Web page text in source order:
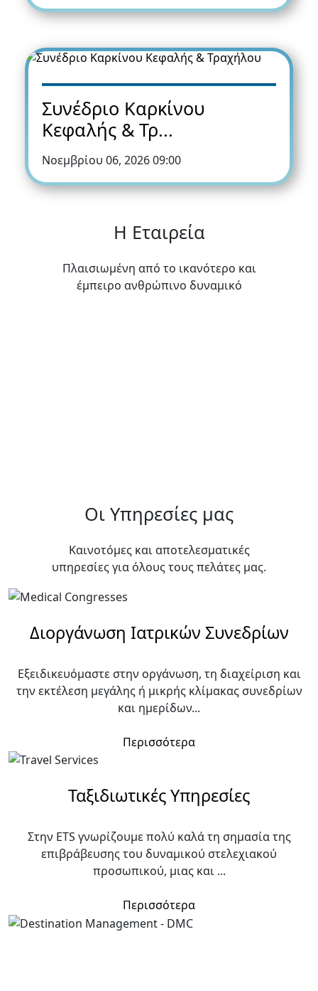
Συνέδριο Καρκίνου
Κεφαλής & Τρ...
Νοεμβρίου 06, 2026 09:00
Η Εταιρεία
Πλαισιωμένη από το ικανότερο και
έμπειρο ανθρώπινο δυναμικό
Οι Υπηρεσίες μας
Καινοτόμες και αποτελεσματικές
υπηρεσίες για όλους τους πελάτες μας.
Διοργάνωση Ιατρικών Συνεδρίων
Εξειδικευόμαστε στην οργάνωση, τη διαχείριση και
την εκτέλεση μεγάλης ή μικρής κλίμακας συνεδρίων
και ημερίδων...
Περισσότερα
Ταξιδιωτικές Υπηρεσίες
Στην ETS γνωρίζουμε πολύ καλά τη σημασία της
επιβράβευσης του δυναμικού στελεχιακού
προσωπικού, μιας και ...
Περισσότερα